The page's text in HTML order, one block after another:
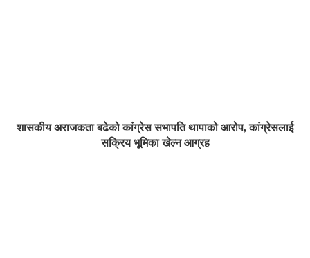
शासकीय अराजकता बढेको कांग्रेस सभापति थापाको आरोप, कांग्रेसलाई
सक्रिय भूमिका खेल्न आग्रह